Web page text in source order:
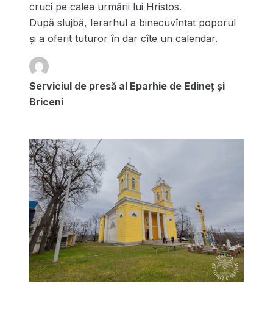
cruci pe calea urmării lui Hristos.
După slujbă, Ierarhul a binecuvîntat poporul
și a oferit tuturor în dar cîte un calendar.
Serviciul de presă al Eparhie de Edineț și
Briceni